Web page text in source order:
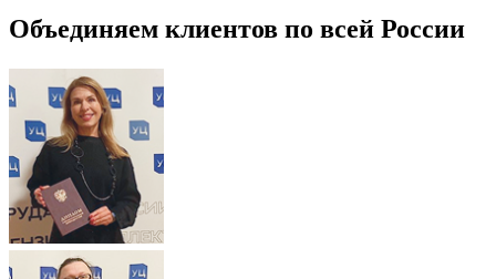
Объединяем клиентов по всей России